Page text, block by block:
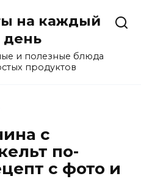
на каждый
день
и полезные блюда
продуктов
с
по-
с фото и